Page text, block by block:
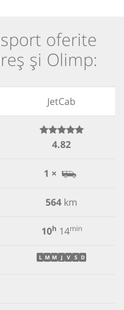
oferite
și Olimp:
JetCab
4.82
1 ×
564 km
10h 14min
L M M J V S D